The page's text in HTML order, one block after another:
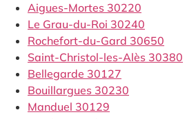
Aigues-Mortes 30220
Le Grau-du-Roi 30240
Rochefort-du-Gard 30650
Saint-Christol-les-Alès 30380
Bellegarde 30127
Bouillargues 30230
Manduel 30129